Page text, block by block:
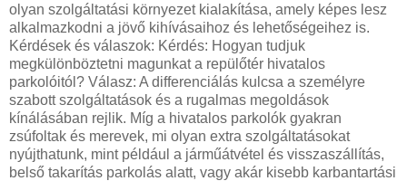
olyan szolgáltatási környezet kialakítása, amely képes lesz
alkalmazkodni a jövő kihívásaihoz és lehetőségeihez is.
Kérdések és válaszok: Kérdés: Hogyan tudjuk
megkülönböztetni magunkat a repülőtér hivatalos
parkolóitól? Válasz: A differenciálás kulcsa a személyre
szabott szolgáltatások és a rugalmas megoldások
kínálásában rejlik. Míg a hivatalos parkolók gyakran
zsúfoltak és merevek, mi olyan extra szolgáltatásokat
nyújthatunk, mint például a járműátvétel és visszaszállítás,
belső takarítás parkolás alatt, vagy akár kisebb karbantartási